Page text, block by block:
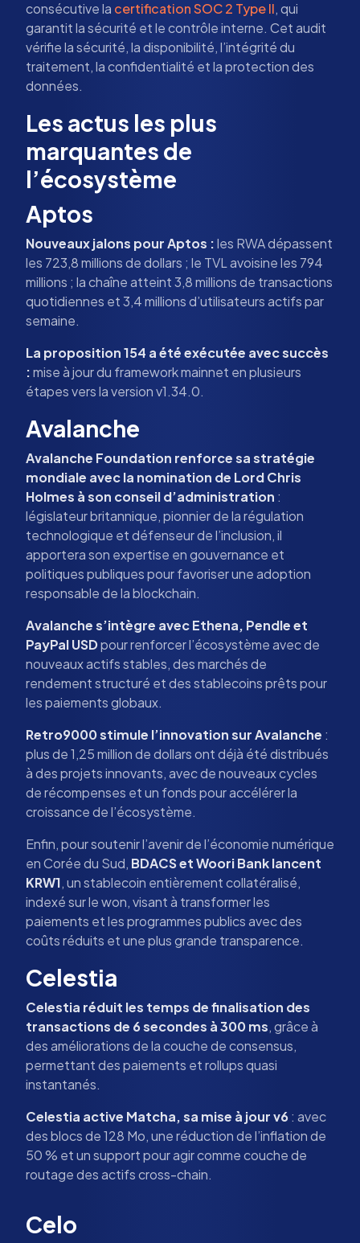
consécutive la certification SOC 2 Type II, qui
garantit la sécurité et le contrôle interne. Cet audit
vérifie la sécurité, la disponibilité, l’intégrité du
traitement, la confidentialité et la protection des
données.
Les actus les plus
marquantes de
l’écosystème
Aptos
Nouveaux jalons pour Aptos :les RWA dépassent
les 723,8 millions de dollars ; le TVL avoisine les 794
millions ; la chaîne atteint 3,8 millions de transactions
quotidiennes et 3,4 millions d’utilisateurs actifs par
semaine.
La proposition 154 a été exécutée avec succès
:mise à jour du framework mainnet en plusieurs
étapes vers la version v1.34.0.
Avalanche
Avalanche Foundation renforce sa stratégie
mondiale avec la nomination de Lord Chris
Holmes à son conseil d’administration :
législateur britannique, pionnier de la régulation
technologique et défenseur de l’inclusion, il
apportera son expertise en gouvernance et
politiques publiques pour favoriser une adoption
responsable de la blockchain.
Avalanche s’intègre avec Ethena, Pendle et
PayPal USDpour renforcer l’écosystème avec de
nouveaux actifs stables, des marchés de
rendement structuré et des stablecoins prêts pour
les paiements globaux.
Retro9000 stimule l’innovation sur Avalanche :
plus de 1,25 million de dollars ont déjà été distribués
à des projets innovants, avec de nouveaux cycles
de récompenses et un fonds pour accélérer la
croissance de l’écosystème.
Enfin, pour soutenir l’avenir de l’économie numérique
en Corée du Sud, BDACS et Woori Bank lancent
KRW1, un stablecoin entièrement collatéralisé,
indexé sur le won, visant à transformer les
paiements et les programmes publics avec des
coûts réduits et une plus grande transparence.
Celestia
Celestia réduit les temps de finalisation des
transactions de 6 secondes à 300 ms, grâce à
des améliorations de la couche de consensus,
permettant des paiements et rollups quasi
instantanés.
Celestia active Matcha, sa mise à jour v6: avec
des blocs de 128 Mo, une réduction de l’inflation de
50 % et un support pour agir comme couche de
routage des actifs cross-chain.
Celo